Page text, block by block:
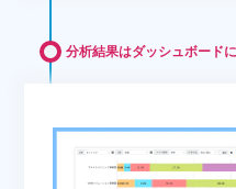
分析結果はダッシュボード